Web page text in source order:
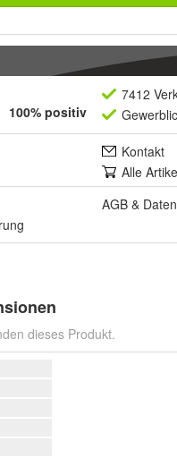
100% positiv
7412
Kontakt
Alle
AGB &
dieses Produkt.